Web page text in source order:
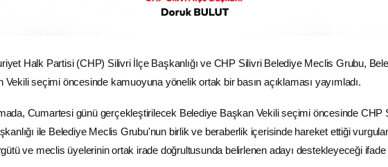
Halk Partisi (CHP) Silivri İlçe Başkanlığı ve CHP Silivri Belediye Meclis Grubu,
Vekili seçimi öncesinde kamuoyuna yönelik ortak bir basın açıklaması yayımladı.
Cumartesi günü gerçekleştirilecek Belediye Başkan Vekili seçimi öncesinde CHP
ile Belediye Meclis Grubu'nun birlik ve beraberlik içerisinde hareket ettiği
ve meclis üyelerinin ortak irade doğrultusunda belirlenen adayı destekleyeceği ifade